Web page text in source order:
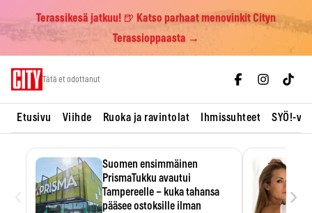
Terassikesä jatkuu! 🍺 Katso parhaat menovinkit Cityn
Terassioppaasta →
Tätä et odottanut
Etusivu Viihde Ruoka ja ravintolat Ihmissuhteet SYÖ!-
Suomen ensimmäinen
PrismaTukku avautui
Tampereelle – kuka tahansa
pääsee ostoksille ilman
›